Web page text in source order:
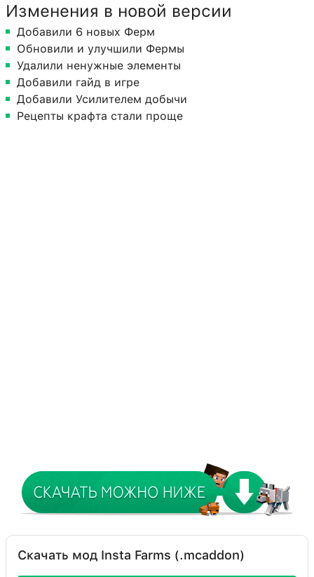
Изменения в новой версии
Добавили 6 новых Ферм
Обновили и улучшили Фермы
Удалили ненужные элементы
Добавили гайд в игре
Добавили Усилителем добычи
Рецепты крафта стали проще
Скачать мод Insta Farms (.mcaddon)